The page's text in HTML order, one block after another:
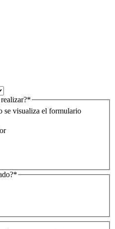
se visualiza el formulario
*
*